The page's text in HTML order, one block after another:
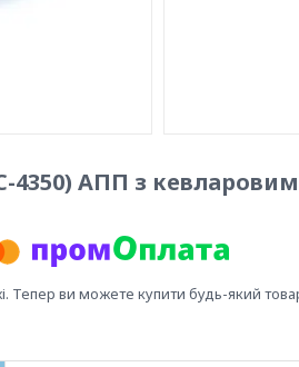
4350) АПП з
Тепер ви можете купити будь-який